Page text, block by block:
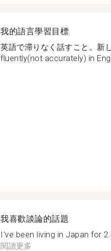
我的語言學習目標
英語で滞りなく話すこと。新
fluently(not accurately) in
我喜歡談論的話題
I've been living in Japan for
閱讀更多